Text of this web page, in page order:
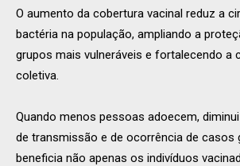
O aumento da cobertura vacinal reduz a
bactéria na população, ampliando a
grupos mais vulneráveis e fortalecendo a
coletiva.
Quando menos pessoas adoecem,
de transmissão e de ocorrência de casos
beneficia não apenas os indivíduos